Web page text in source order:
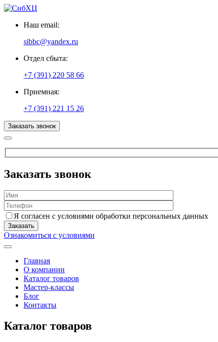
Наш email:
sibbc@yandex.ru
Отдел сбыта:
+7 (391) 220 58 66
Приемная:
+7 (391) 221 15 26
Заказать звонок
Заказать звонок
Я согласен с условиями обработки персональных данных
Ознакомиться с условиями
Главная
О компании
Каталог товаров
Мастер-классы
Блог
Контакты
Каталог товаров